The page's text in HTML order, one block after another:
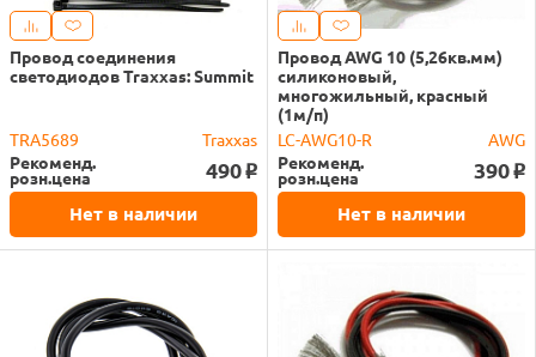
Провод соединения
светодиодов Traxxas: Summit
TRA5689
Traxxas
Рекоменд.
розн.цена 490 o
Нет в наличии
Провод AWG 10 (5,26кв.мм)
силиконовый,
многожильный, красный
(1м/п)
LC-AWG10-R
AWG
Рекоменд.
розн.цена 390 o
Нет в наличии